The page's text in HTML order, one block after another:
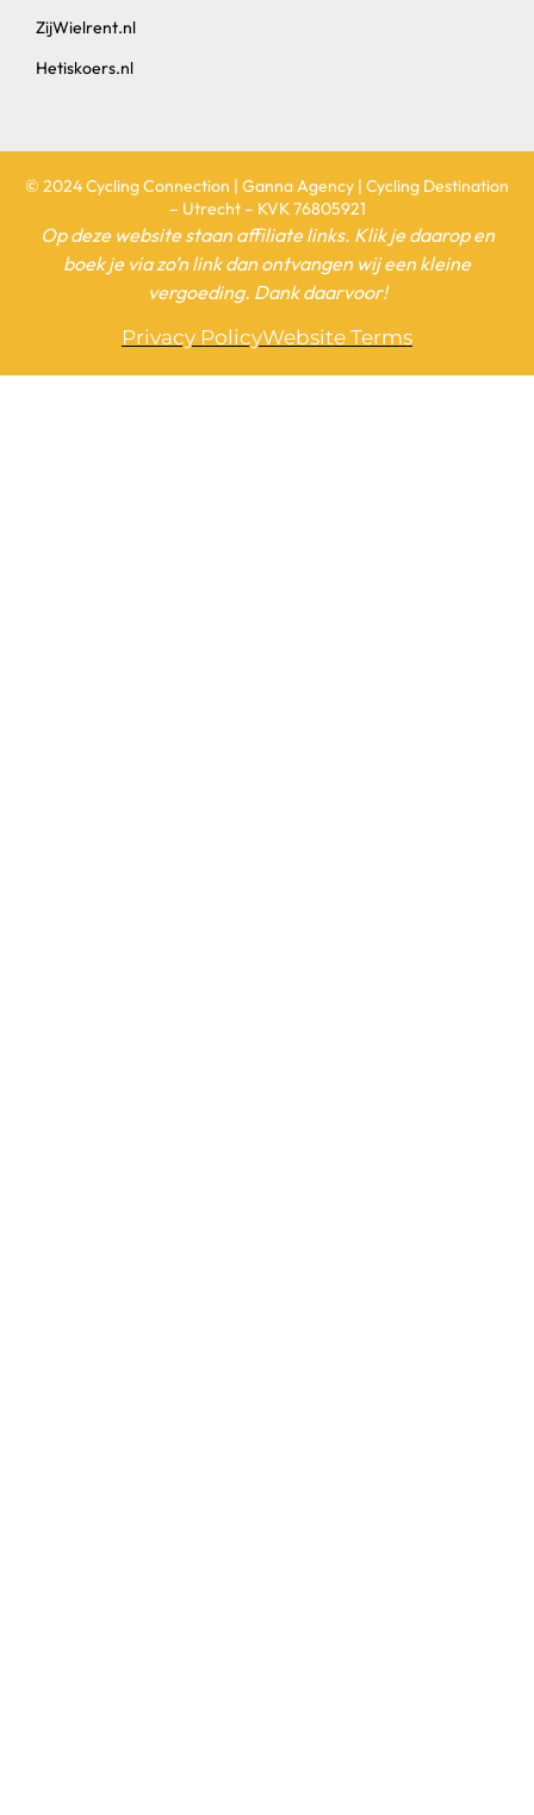
ZijWielrent.nl
Hetiskoers.nl
© 2024 Cycling Connection | Ganna Agency | Cycling Destination
– Utrecht – KVK 76805921
Op deze website staan affiliate links. Klik je daarop en
boek je via zo’n link dan ontvangen wij een kleine
vergoeding. Dank daarvoor!
Privacy PolicyWebsite Terms